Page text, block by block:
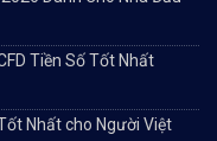
Tiền Số Tốt Nhất
Nhất cho Người Việt